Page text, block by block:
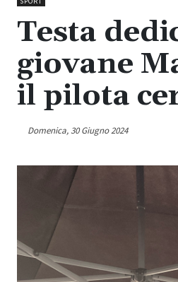
Testa
giovane
il pilota
Domenica, 30 Giugno 2024